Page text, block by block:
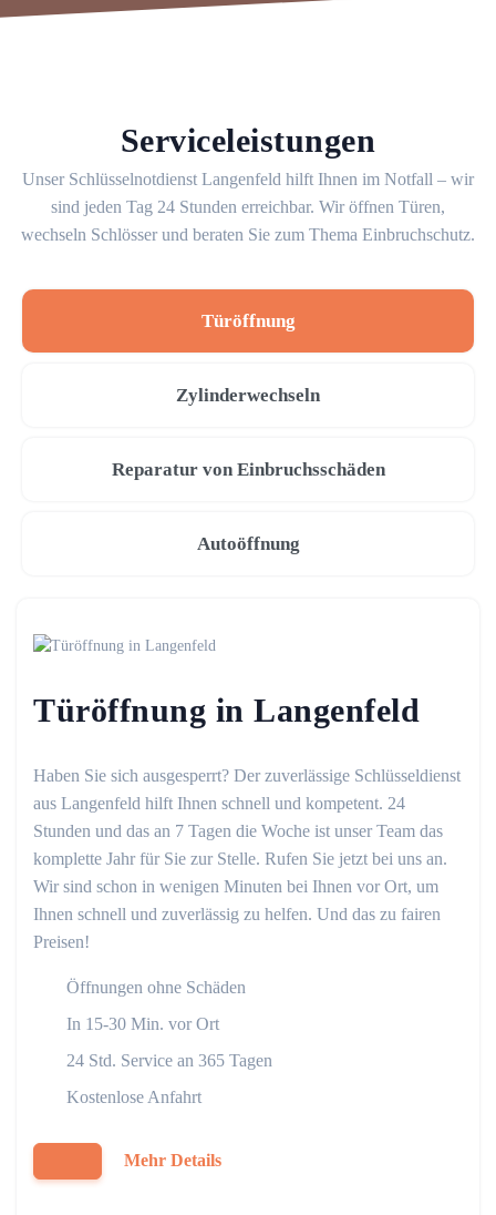
Serviceleistungen
Unser Schlüsselnotdienst Langenfeld hilft Ihnen im Notfall – wir
sind jeden Tag 24 Stunden erreichbar. Wir öffnen Türen,
wechseln Schlösser und beraten Sie zum Thema Einbruchschutz.
Türöffnung
Zylinderwechseln
Reparatur von Einbruchsschäden
Autoöffnung
Türöffnung in Langenfeld
Haben Sie sich ausgesperrt? Der zuverlässige Schlüsseldienst
aus Langenfeld hilft Ihnen schnell und kompetent. 24
Stunden und das an 7 Tagen die Woche ist unser Team das
komplette Jahr für Sie zur Stelle. Rufen Sie jetzt bei uns an.
Wir sind schon in wenigen Minuten bei Ihnen vor Ort, um
Ihnen schnell und zuverlässig zu helfen. Und das zu fairen
Preisen!
Öffnungen ohne Schäden
In 15-30 Min. vor Ort
24 Std. Service an 365 Tagen
Kostenlose Anfahrt
Mehr Details